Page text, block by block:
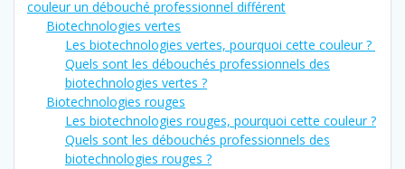
couleur un débouché professionnel différent
Biotechnologies vertes
Les biotechnologies vertes, pourquoi cette couleur ?
Quels sont les débouchés professionnels des
biotechnologies vertes ?
Biotechnologies rouges
Les biotechnologies rouges, pourquoi cette couleur ?
Quels sont les débouchés professionnels des
biotechnologies rouges ?